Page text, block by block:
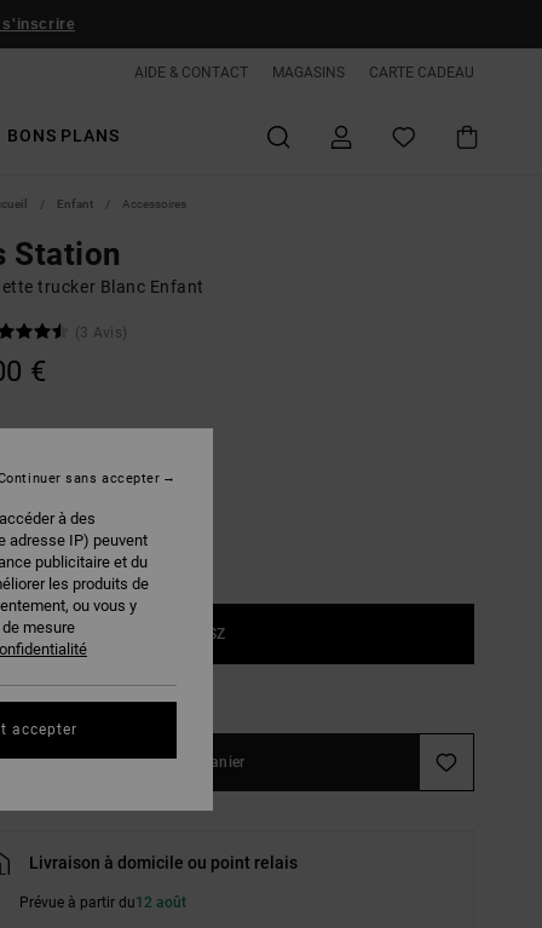
s'inscrire
AIDE & CONTACT MAGASINS CARTE CADEAU
BONS PLANS
Enfant Accessoires
Station
trucker Blanc Enfant
(3 Avis)
€
1SZ
Ajouter au panier
Livraison à domicile ou point relais
Prévue à partir du12 août
à des
adresse IP) peuvent
publicitaire et du
les produits de
ou vous y
mesure
sans accepter
accepter